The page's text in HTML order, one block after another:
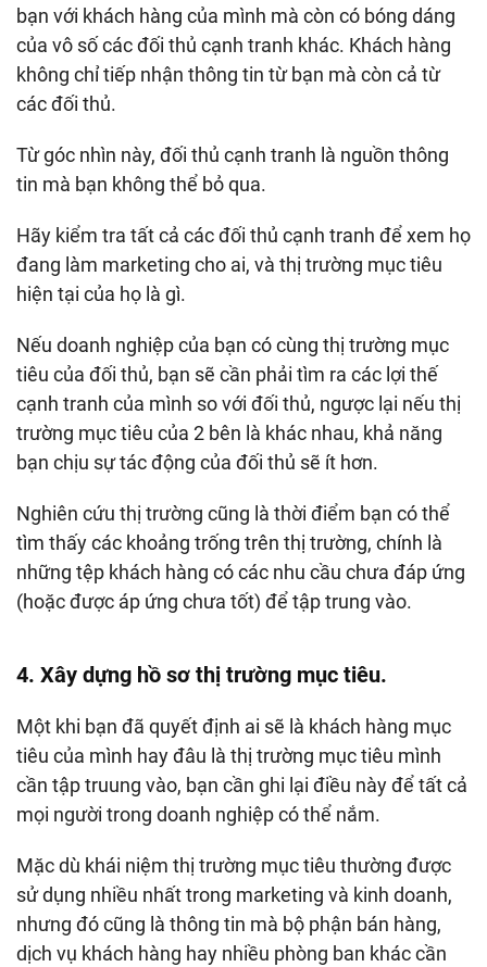
bạn với khách hàng của mình mà còn có bóng dáng
của vô số các đối thủ cạnh tranh khác. Khách hàng
không chỉ tiếp nhận thông tin từ bạn mà còn cả từ
các đối thủ.
Từ góc nhìn này, đối thủ cạnh tranh là nguồn thông
tin mà bạn không thể bỏ qua.
Hãy kiểm tra tất cả các đối thủ cạnh tranh để xem họ
đang làm marketing cho ai, và thị trường mục tiêu
hiện tại của họ là gì.
Nếu doanh nghiệp của bạn có cùng thị trường mục
tiêu của đối thủ, bạn sẽ cần phải tìm ra các lợi thế
cạnh tranh của mình so với đối thủ, ngược lại nếu thị
trường mục tiêu của 2 bên là khác nhau, khả năng
bạn chịu sự tác động của đối thủ sẽ ít hơn.
Nghiên cứu thị trường cũng là thời điểm bạn có thể
tìm thấy các khoảng trống trên thị trường, chính là
những tệp khách hàng có các nhu cầu chưa đáp ứng
(hoặc được áp ứng chưa tốt) để tập trung vào.
4. Xây dựng hồ sơ thị trường mục tiêu.
Một khi bạn đã quyết định ai sẽ là khách hàng mục
tiêu của mình hay đâu là thị trường mục tiêu mình
cần tập truung vào, bạn cần ghi lại điều này để tất cả
mọi người trong doanh nghiệp có thể nắm.
Mặc dù khái niệm thị trường mục tiêu thường được
sử dụng nhiều nhất trong marketing và kinh doanh,
nhưng đó cũng là thông tin mà bộ phận bán hàng,
dịch vụ khách hàng hay nhiều phòng ban khác cần